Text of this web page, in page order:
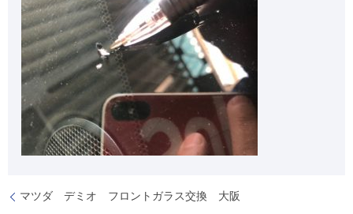
マツダ デミオ フロントガラス交換 大阪